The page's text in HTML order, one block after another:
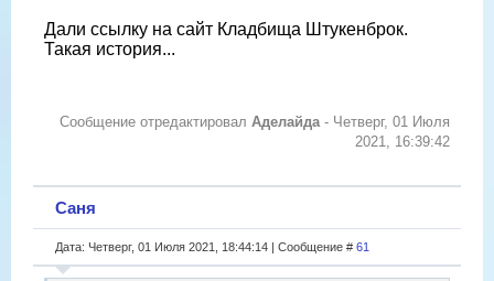
Дали ссылку на сайт Кладбища Штукенброк.
Такая история...
Сообщение отредактировал Аделайда - Четверг, 01 Июля
2021, 16:39:42
Саня
Дата: Четверг, 01 Июля 2021, 18:44:14 | Сообщение # 61